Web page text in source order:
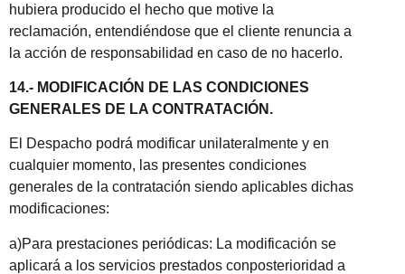
hubiera producido el hecho que motive la
reclamación, entendiéndose que el cliente renuncia a
la acción de responsabilidad en caso de no hacerlo.
14.- MODIFICACIÓN DE LAS CONDICIONES
GENERALES DE LA CONTRATACIÓN.
El Despacho podrá modificar unilateralmente y en
cualquier momento, las presentes condiciones
generales de la contratación siendo aplicables dichas
modificaciones:
a)Para prestaciones periódicas: La modificación se
aplicará a los servicios prestados conposterioridad a